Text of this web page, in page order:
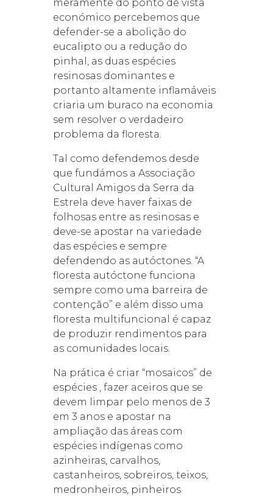
meramente do ponto de vista
económico percebemos que
defender-se a abolição do
eucalipto ou a redução do
pinhal, as duas espécies
resinosas dominantes e
portanto altamente inflamáveis
criaria um buraco na economia
sem resolver o verdadeiro
problema da floresta.
Tal como defendemos desde
que fundámos a Associação
Cultural Amigos da Serra da
Estrela deve haver faixas de
folhosas entre as resinosas e
deve-se apostar na variedade
das espécies e sempre
defendendo as autóctones. “A
floresta autóctone funciona
sempre como uma barreira de
contenção” e além disso uma
floresta multifuncional é capaz
de produzir rendimentos para
as comunidades locais.
Na prática é criar “mosaicos” de
espécies , fazer aceiros que se
devem limpar pelo menos de 3
em 3 anos e apostar na
ampliação das áreas com
espécies indígenas como
azinheiras, carvalhos,
castanheiros, sobreiros, teixos,
medronheiros, pinheiros